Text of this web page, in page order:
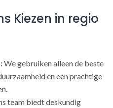
Kiezen in regio
We gebruiken alleen de beste
en een prachtige
team biedt deskundig